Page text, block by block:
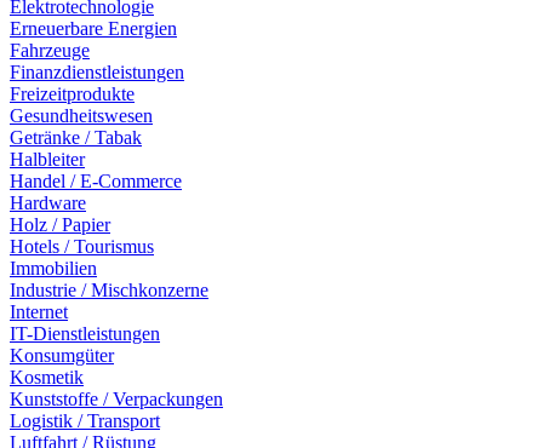
Elektrotechnologie
Erneuerbare Energien
Fahrzeuge
Finanzdienstleistungen
Freizeitprodukte
Gesundheitswesen
Getränke / Tabak
Halbleiter
Handel / E-Commerce
Hardware
Holz / Papier
Hotels / Tourismus
Immobilien
Industrie / Mischkonzerne
Internet
IT-Dienstleistungen
Konsumgüter
Kosmetik
Kunststoffe / Verpackungen
Logistik / Transport
Luftfahrt / Rüstung